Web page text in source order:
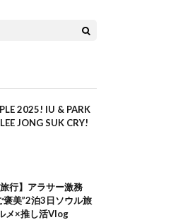
2025! IU & PARK
JONG SUK CRY!
行】アラサー激務
褒美”2泊3日ソウル旅
メ×推し活Vlog